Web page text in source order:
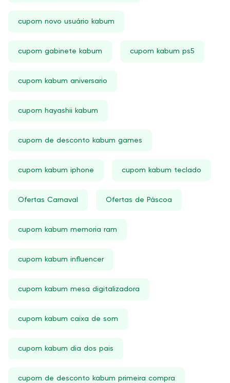
cupom novo usuário kabum
cupom gabinete kabum cupom kabum ps5
cupom kabum aniversario
cupom hayashii kabum
cupom de desconto kabum games
cupom kabum iphone cupom kabum teclado
Ofertas Carnaval Ofertas de Páscoa
cupom kabum memoria ram
cupom kabum influencer
cupom kabum mesa digitalizadora
cupom kabum caixa de som
cupom kabum dia dos pais
cupom de desconto kabum primeira compra